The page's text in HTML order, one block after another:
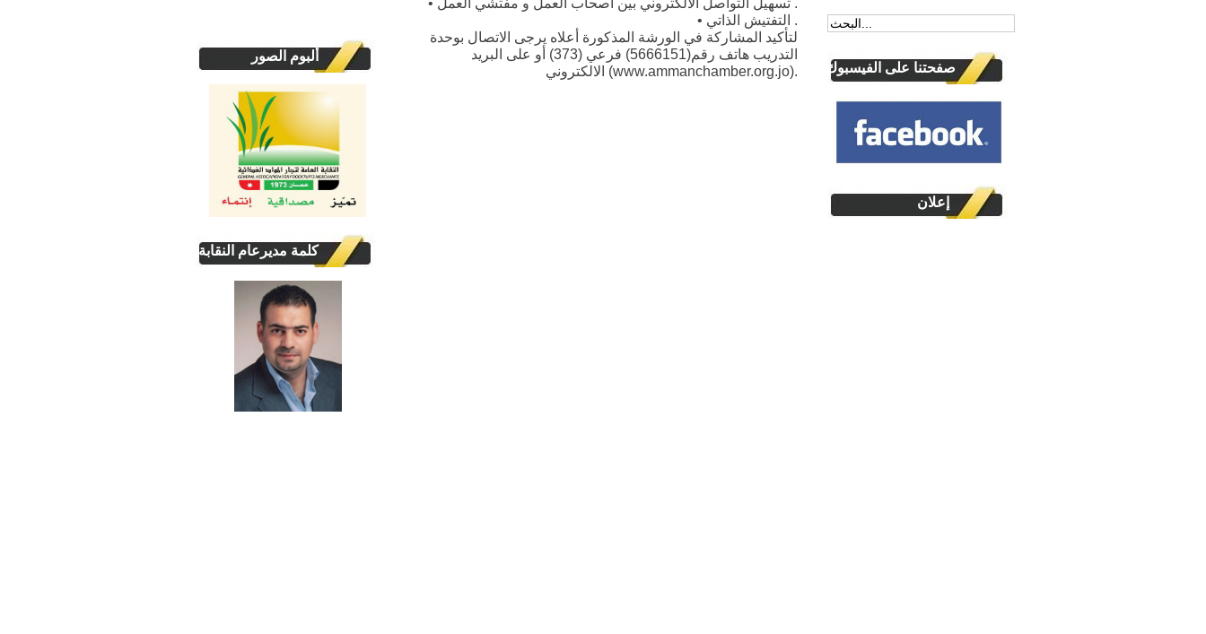
ألبوم الصور
كلمة مديرعام النقابة
• التفتيش الذاتي .
لتأكيد المشاركة في الورشة المذكورة أعلاه يرجى الاتصال بوحدة
التدريب هاتف رقم(5666151) فرعي (373) أو على البريد
الالكتروني (www.ammanchamber.org.jo).
صفحتنا على الفيسبوك
إعلان